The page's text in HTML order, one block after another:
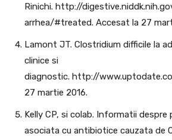
Rinichi. http://
arrhea/#treated. Accesat la 27
Lamont JT. Clostridium difficile la
clinice si
diagnostic. http://
27 martie 2016.
Kelly CP, si colab. Informatii despre
asociata cu antibiotice cauzata de